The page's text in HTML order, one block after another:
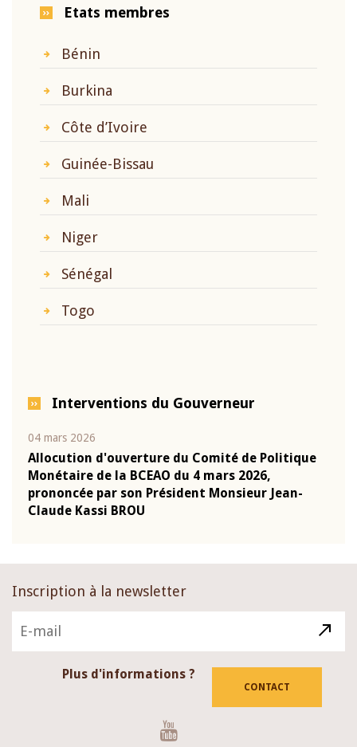
Etats membres
Bénin
Burkina
Côte d’Ivoire
Guinée-Bissau
Mali
Niger
Sénégal
Togo
Interventions du Gouverneur
04 mars 2026
Allocution d'ouverture du Comité de Politique
Monétaire de la BCEAO du 4 mars 2026,
prononcée par son Président Monsieur Jean-
Claude Kassi BROU
Inscription à la newsletter
Plus d'informations ?
CONTACT